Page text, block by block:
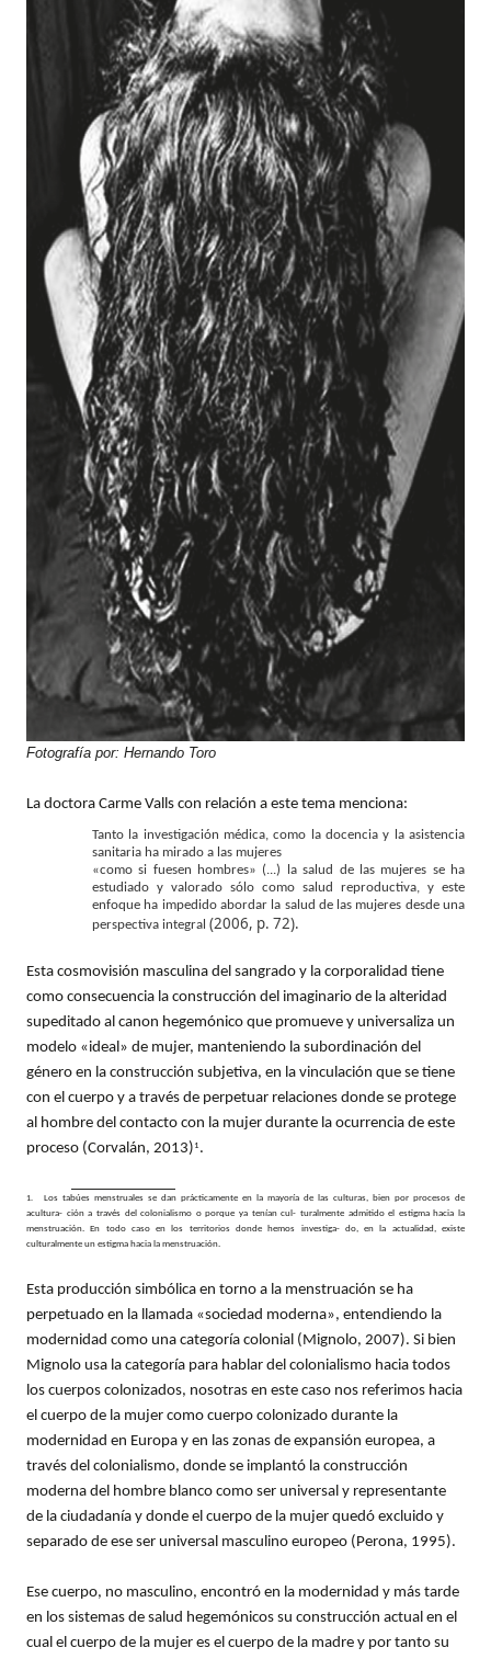
Fotografía por: Hernando Toro
La doctora Carme Valls con relación a este tema menciona:
Tanto la investigación médica, como la docencia y la asistencia
sanitaria ha mirado a las mujeres
«como si fuesen hombres» (...) la salud de las mujeres se ha
estudiado y valorado sólo como salud reproductiva, y este
enfoque ha impedido abordar la salud de las mujeres desde una
perspectiva integral (2006, p. 72).
Esta cosmovisión masculina del sangrado y la corporalidad tiene
como consecuencia la construcción del imaginario de la alteridad
supeditado al canon hegemónico que promueve y universaliza un
modelo «ideal» de mujer, manteniendo la subordinación del
género en la construcción subjetiva, en la vinculación que se tiene
con el cuerpo y a través de perpetuar relaciones donde se protege
al hombre del contacto con la mujer durante la ocurrencia de este
proceso (Corvalán, 2013) 1 .
Los tabúes menstruales se dan prácticamente en la mayoría de las culturas, bien por procesos de
acultura- ción a través del colonialismo o porque ya tenían cul- turalmente admitido el estigma hacia la
menstruación. En todo caso en los territorios donde hemos investiga- do, en la actualidad, existe
culturalmente un estigma hacia la menstruación.
Esta producción simbólica en torno a la menstruación se ha
perpetuado en la llamada «sociedad moderna», entendiendo la
modernidad como una categoría colonial (Mignolo, 2007). Si bien
Mignolo usa la categoría para hablar del colonialismo hacia todos
los cuerpos colonizados, nosotras en este caso nos referimos hacia
el cuerpo de la mujer como cuerpo colonizado durante la
modernidad en Europa y en las zonas de expansión europea, a
través del colonialismo, donde se implantó la construcción
moderna del hombre blanco como ser universal y representante
de la ciudadanía y donde el cuerpo de la mujer quedó excluido y
separado de ese ser universal masculino europeo (Perona, 1995).
Ese cuerpo, no masculino, encontró en la modernidad y más tarde
en los sistemas de salud hegemónicos su construcción actual en el
cual el cuerpo de la mujer es el cuerpo de la madre y por tanto su